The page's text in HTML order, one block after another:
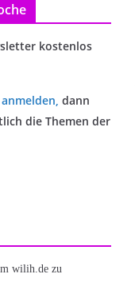
kostenlos
, dann
die Themen der
wilih.de zu